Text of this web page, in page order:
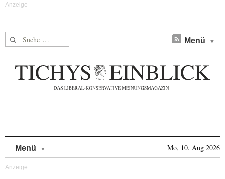
Suche nach: Menü
Menü Mo, 10. Aug 2026